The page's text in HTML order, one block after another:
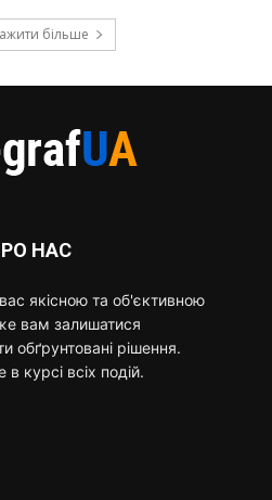
більше
НАС
якісною та об'єктивною
вам залишатися
обґрунтовані рішення.
в курсі всіх подій.